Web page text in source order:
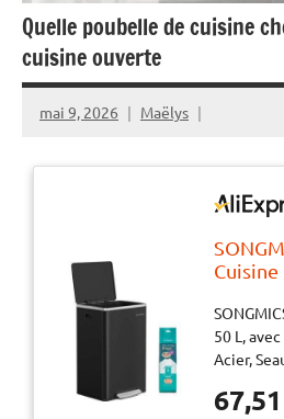
Quelle poubelle de cuisine
cuisine ouverte
mai 9, 2026 Maëlys
Cuisine
50 L,
Acier,
Poignées,